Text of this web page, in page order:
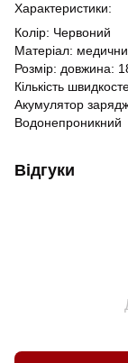
Характеристики:
Колір: Червоний
Матеріал:
Розмір: довжина:
Кількість
Акумулятор
Водонепроникний
Відгуки